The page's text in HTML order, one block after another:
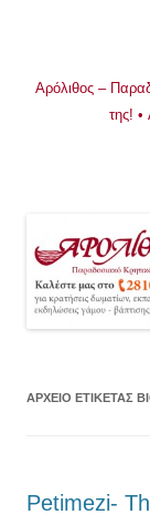
Αρόλιθος –
της!
ΑΡΧΕΊΟ ΕΤΙΚΈΤΑΣ
Petimezi-